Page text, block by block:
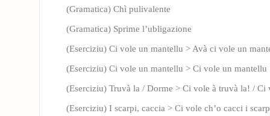
(Gramatica) Chì pulivalente
(Gramatica) Sprime l’ubligazione
(Eserciziu) Ci vole un mantellu > Avà ci vole un
(Eserciziu) Ci vole un mantellu > Ci vole un mantellu
(Eserciziu) Truvà la / Dorme > Ci vole à truvà la! / Ci
(Eserciziu) I scarpi, caccia > Ci vole ch’o cacci i